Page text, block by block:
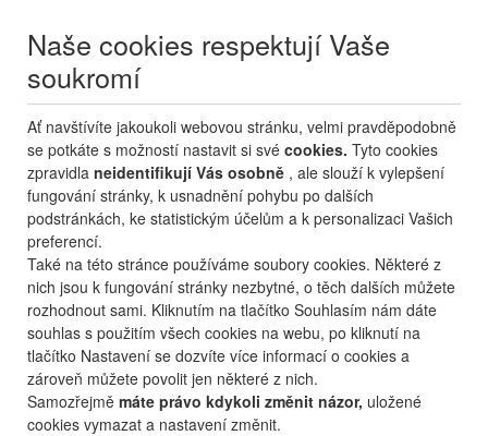
Naše cookies respektují Vaše
soukromí
Ať navštívíte jakoukoli webovou stránku, velmi pravděpodobně
se potkáte s možností nastavit si své cookies. Tyto cookies
zpravidla neidentifikují Vás osobně , ale slouží k vylepšení
fungování stránky, k usnadnění pohybu po dalších
podstránkách, ke statistickým účelům a k personalizaci Vašich
preferencí.
Také na této stránce používáme soubory cookies. Některé z
nich jsou k fungování stránky nezbytné, o těch dalších můžete
rozhodnout sami. Kliknutím na tlačítko Souhlasím nám dáte
souhlas s použitím všech cookies na webu, po kliknutí na
tlačítko Nastavení se dozvíte více informací o cookies a
zároveň můžete povolit jen některé z nich.
Samozřejmě máte právo kdykoli změnit názor, uložené
cookies vymazat a nastavení změnit.
Menu
MojePřihlášení
Destinace nerozhoduje
07.08.-...• 2 osoby
Od nejoblíbenějšího Od nejlevnějšího Od nejdražšího
Od nejbližšího termínu
Probíhá vyhledávání